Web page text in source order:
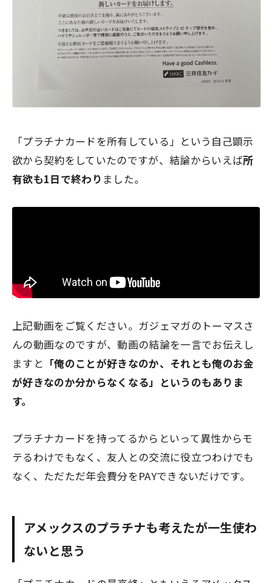
「プラチナカードを所有している」という自己顕示
欲から契約をしていたのですが、結論からいえば所
有欲も1日で終わり ました。
上記動画をご覧ください。ガジェマガのトーマスさ
んの動画なのですが、動画の結論を一言でお伝えし
ますと 「俺のことが好きなのか、それとも俺のお金
が好きなのか分からなくなる」というのもありま
す。
プラチナカードを持ってるからといって異性からモ
テるわけでもなく、友人との交流に役立つわけでも
なく、ただただ年会費分をPAYできないだけです。
アメックスのプラチナも考えたが一生使わ
ないと思う